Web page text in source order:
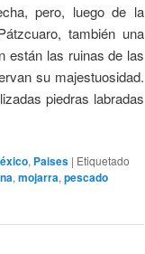
pero, luego de la
también una
están las ruinas de las
su majestuosidad.
piedras labradas
, Paises | Etiquetado
, mojarra, pescado